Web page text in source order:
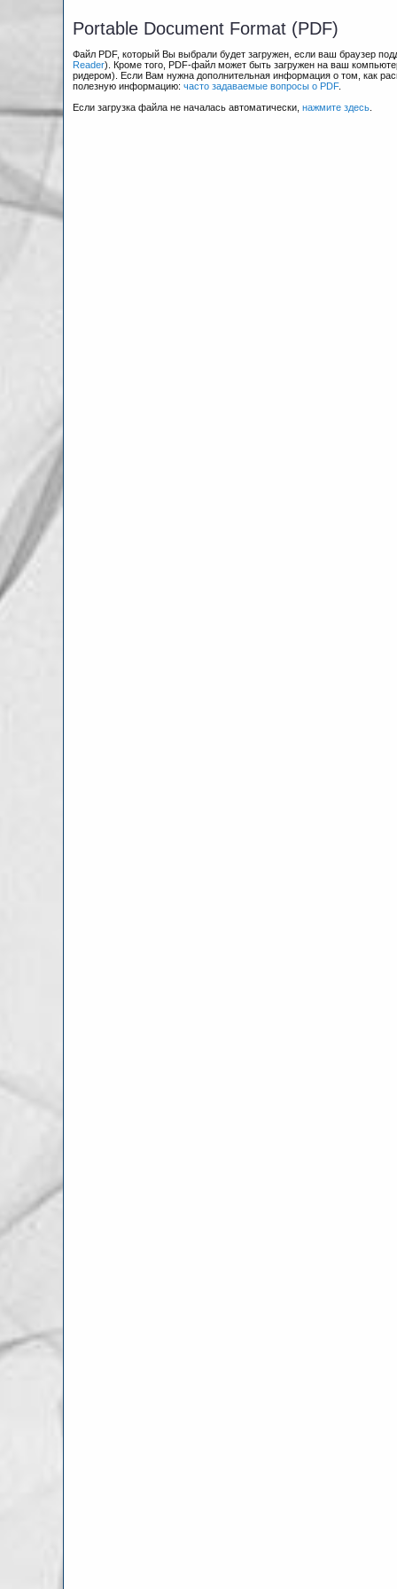
Portable Document Format (PDF)
Файл PDF, который Вы выбрали будет загружен, если ваш браузер
Reader). Кроме того, PDF-файл может быть загружен на ваш
ридером). Если Вам нужна дополнительная информация о том, как
полезную информацию:часто задаваемые вопросы о PDF.
Если загрузка файла не началась автоматически,нажмите здесь